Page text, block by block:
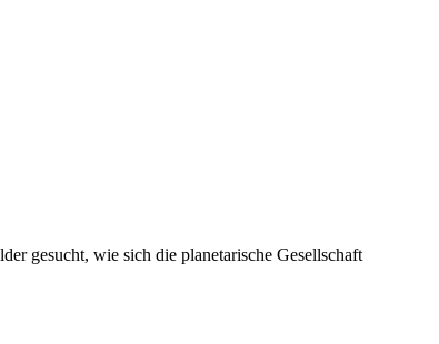
gesucht, wie sich die planetarische Gesellschaft